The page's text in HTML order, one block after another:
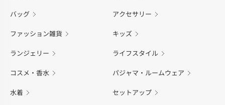
バッグ アクセサリー
ファッション雑貨 キッズ
ランジェリー ライフスタイル
コスメ・香水 パジャマ・ルームウェア
水着 セットアップ